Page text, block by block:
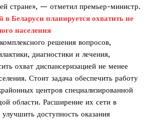
стране», — отметил премьер-министр.
в Беларуси планируется охватить не
населения
решения вопросов,
диагностики и лечения,
охват диспансеризацией не менее
Стоит задача обеспечить работу
центров специализированной
области. Расширение их сети в
улучшить доступность оказания